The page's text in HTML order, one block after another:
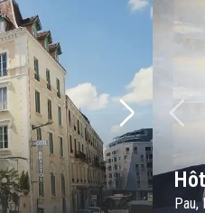
Nächstes
Pau,